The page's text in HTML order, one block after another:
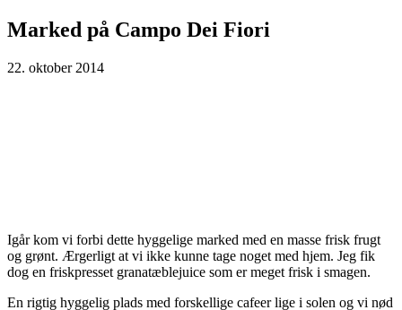
Marked på Campo Dei Fiori
22. oktober 2014
Igår kom vi forbi dette hyggelige marked med en masse frisk frugt
og grønt. Ærgerligt at vi ikke kunne tage noget med hjem. Jeg fik
dog en friskpresset granatæblejuice som er meget frisk i smagen.
En rigtig hyggelig plads med forskellige cafeer lige i solen og vi nød